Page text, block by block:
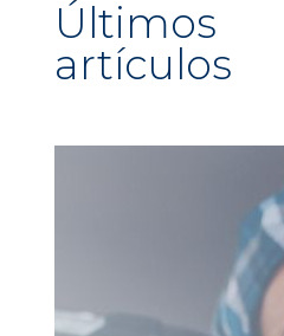
Últimos
artículos